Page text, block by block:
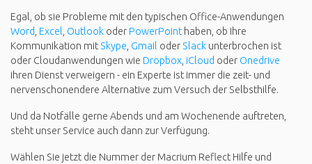
Egal, ob sie Probleme mit den typischen Office-Anwendungen
Word Excel Outlook oder PowerPoint haben, ob Ihre
Kommunikation mit Skype Gmail oder Slack unterbrochen ist
oder Cloudanwendungen wie Dropbox iCloud oder Onedrive
ihren Dienst verweigern - ein Experte ist immer die zeit- und
nervenschonendere Alternative zum Versuch der Selbsthilfe.
Und da Notfälle gerne Abends und am Wochenende auftreten,
steht unser Service auch dann zur Verfügung.
Wählen Sie jetzt die Nummer der Macrium Reflect Hilfe und